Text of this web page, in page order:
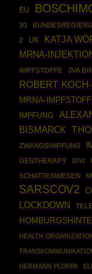
EU
3G
2
UK KATJA
MRNA-
IMPFSTOFFE
JVA
ROBERT
MRNA-
IMPFUNG
BISMARCK
ZWANGSIMPFUNG
GENTHERAPY
DIVI
SCHATTENWESEN
SARSCOV2
LOCKDOWN
HEALTH
HERMANN PLOPPA